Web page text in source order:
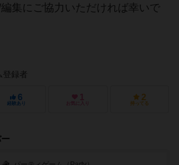
集にご協力いただければ幸いで
登録者
6
経験あり
1
お気に入り
2
持ってる